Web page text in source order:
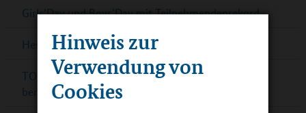
Hinweis zur
Verwendung von
Cookies
Girls’Day und Boys’Day mit Teilnehmendenrekord
Hessen: IHK-Schulpreis für sieben Schulen
TOP-20-Schulen für Deutschen Schulpreis 2024
benannt